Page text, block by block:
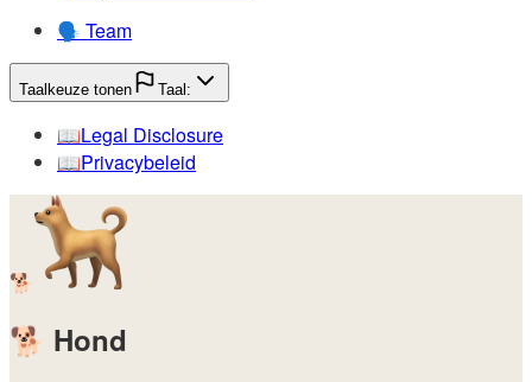
🗣️ Team
Taalkeuze tonen Taal:
📖️Legal Disclosure
📖️Privacybeleid
🐕
🐕 Hond